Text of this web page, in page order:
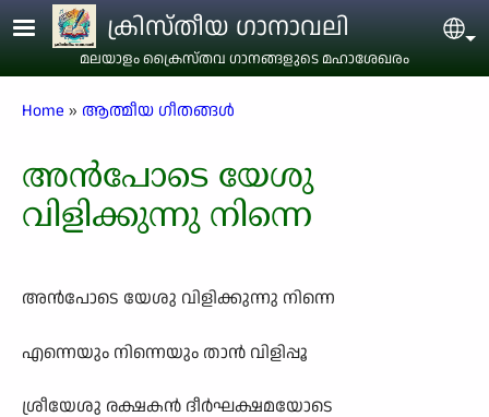
Skip to main contentക്രിസ്തീയ ഗാനാവലി
മലയാളം ക്രൈസ്തവ ഗാനങ്ങളുടെ മഹാശേഖരം
Breadcrumb
Home ആത്മീയ ഗീതങ്ങൾ
അൻപോടെ യേശു
വിളിക്കുന്നു നിന്നെ
അൻപോടെ യേശു വിളിക്കുന്നു നിന്നെ
എന്നെയും നിന്നെയും താൻ വിളിപ്പൂ
ശ്രീയേശു രക്ഷകൻ ദീർഘക്ഷമയോടെ